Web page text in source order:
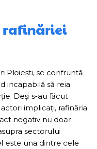
rafinăriei
Ploiești, se confruntă
incapabilă să reia
Deși s-au făcut
implicați, rafinăria
negativ nu doar
sectorului
este una dintre cele